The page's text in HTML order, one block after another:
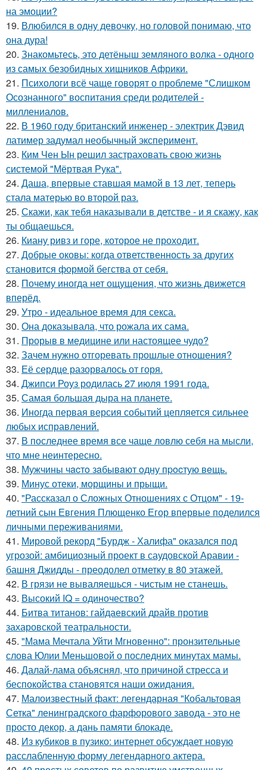
на эмоции?
19. Влюбился в одну девочку, но головой понимаю, что
она дура!
20. Знакомьтесь, это детёныш земляного волка - одного
из самых безобидных хищников Африки.
21. Психологи всё чаще говорят о проблеме "Слишком
Осознанного" воспитания среди родителей -
миллениалов.
22. В 1960 году британский инженер - электрик Дэвид
латимер задумал необычный эксперимент.
23. Ким Чен Ын решил застраховать свою жизнь
системой "Мёртвая Рука".
24. Даша, впервые ставшая мамой в 13 лет, теперь
стала матерью во второй раз.
25. Скажи, как тебя наказывали в детстве - и я скажу, как
ты общаешься.
26. Киану ривз и горе, которое не проходит.
27. Добрые оковы: когда ответственность за других
становится формой бегства от себя.
28. Почему иногда нет ощущения, что жизнь движется
вперёд.
29. Утро - идеальное время для секса.
30. Она доказывала, что рожала их сама.
31. Прорыв в медицине или настоящее чудо?
32. Зачем нужно отгоревать прошлые отношения?
33. Её сердце разорвалось от горя.
34. Джипси Роуз родилась 27 июля 1991 года.
35. Самая большая дыра на планете.
36. Иногда первая версия событий цепляется сильнее
любых исправлений.
37. В последнее время все чаще ловлю себя на мысли,
что мне неинтересно.
38. Мужчины чacтo зaбывaют oдну пpocтую вeщь.
39. Минус отеки, морщины и прыщи.
40. "Рассказал о Сложных Отношениях с Отцом" - 19-
летний сын Евгения Плющенко Егор впервые поделился
личными переживаниями.
41. Мировой рекорд "Бурдж - Халифа" оказался под
угрозой: амбициозный проект в саудовской Аравии -
башня Джидды - преодолел отметку в 80 этажей.
42. В грязи не вываляешься - чистым не станешь.
43. Высокий IQ = одиночество?
44. Битва титанов: гайдаевский драйв против
захаровской театральности.
45. "Мама Мечтала Уйти Мгновенно": пронзительные
слова Юлии Меньшовой о последних минутах мамы.
46. Далай-лама объяснял, что причиной стресса и
беспокойства становятся наши ожидания.
47. Малоизвестный факт: легендарная "Кобальтовая
Сетка" ленинградского фарфорового завода - это не
просто декор, а дань памяти блокаде.
48. Из кубиков в пузико: интернет обсуждает новую
расслабленную форму легендарного актера.